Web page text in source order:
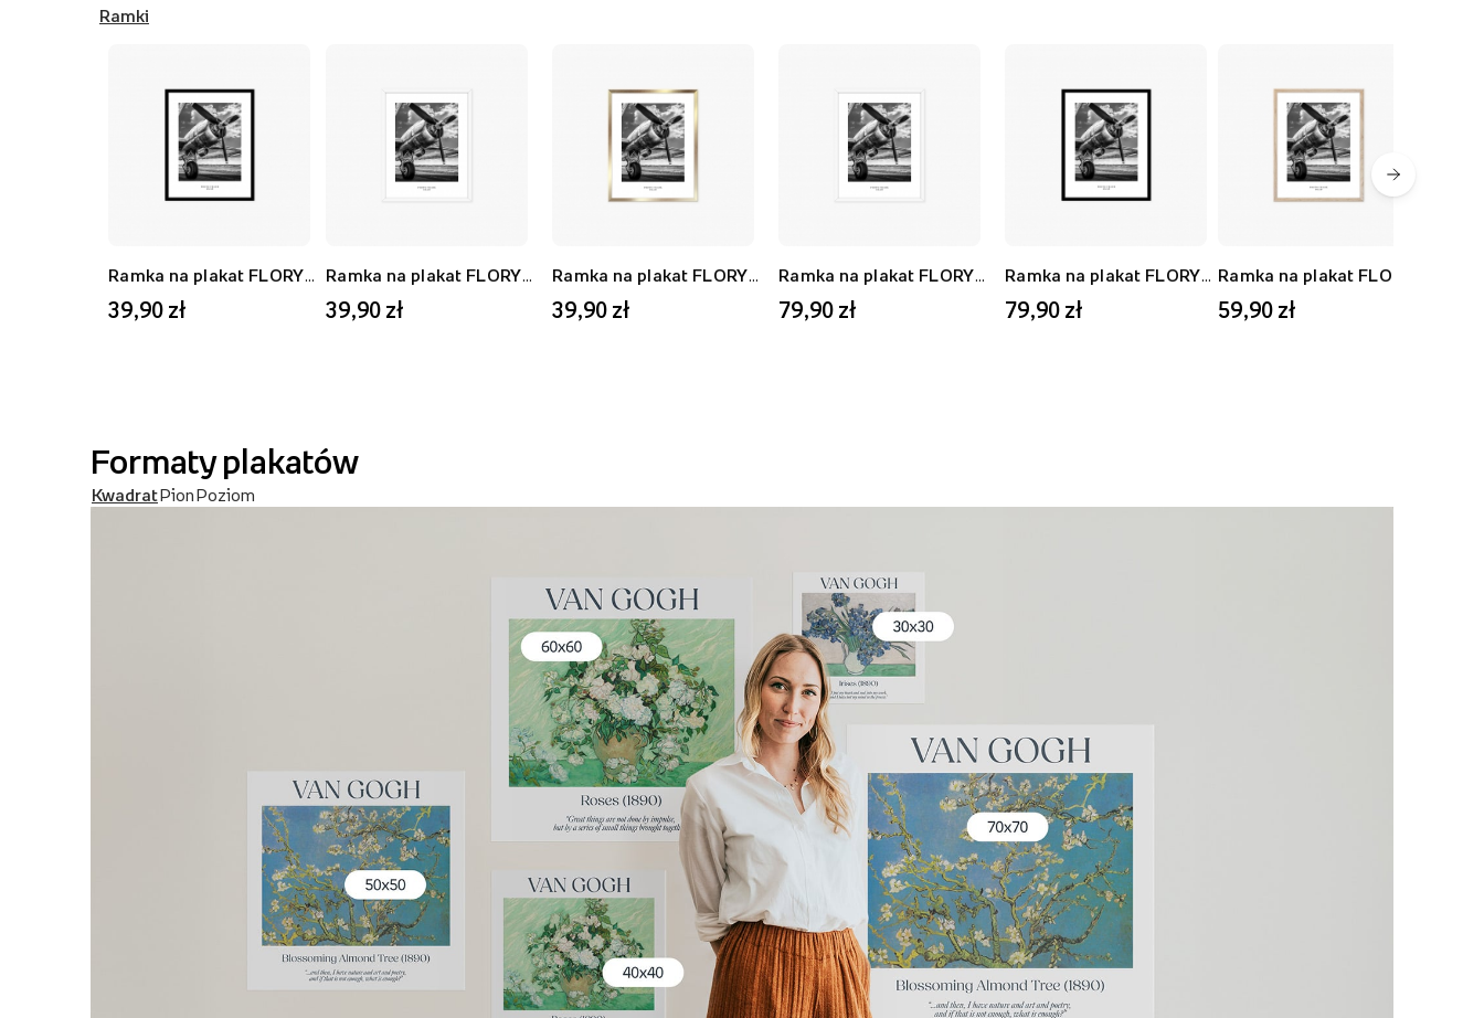
Ramki
39,90 zł 39,90 zł 39,90 zł 79,90 zł 79,90 zł 59,90 zł
Formaty plakatów
KwadratPionPoziom